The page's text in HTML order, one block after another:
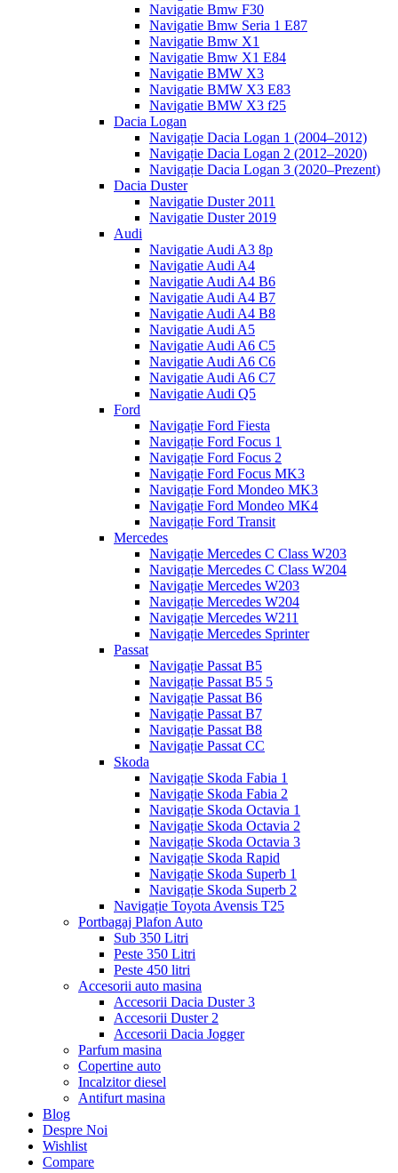
Navigatie Bmw F30
Navigatie Bmw Seria 1 E87
Navigatie Bmw X1
Navigatie Bmw X1 E84
Navigatie BMW X3
Navigatie BMW X3 E83
Navigatie BMW X3 f25
Dacia Logan
Navigație Dacia Logan 1 (2004–2012)
Navigație Dacia Logan 2 (2012–2020)
Navigație Dacia Logan 3 (2020–Prezent)
Dacia Duster
Navigatie Duster 2011
Navigatie Duster 2019
Audi
Navigatie Audi A3 8p
Navigatie Audi A4
Navigatie Audi A4 B6
Navigatie Audi A4 B7
Navigatie Audi A4 B8
Navigatie Audi A5
Navigatie Audi A6 C5
Navigatie Audi A6 C6
Navigatie Audi A6 C7
Navigatie Audi Q5
Ford
Navigație Ford Fiesta
Navigație Ford Focus 1
Navigație Ford Focus 2
Navigație Ford Focus MK3
Navigație Ford Mondeo MK3
Navigație Ford Mondeo MK4
Navigație Ford Transit
Mercedes
Navigație Mercedes C Class W203
Navigație Mercedes C Class W204
Navigație Mercedes W203
Navigație Mercedes W204
Navigație Mercedes W211
Navigație Mercedes Sprinter
Passat
Navigație Passat B5
Navigație Passat B5 5
Navigație Passat B6
Navigație Passat B7
Navigație Passat B8
Navigație Passat CC
Skoda
Navigație Skoda Fabia 1
Navigație Skoda Fabia 2
Navigație Skoda Octavia 1
Navigație Skoda Octavia 2
Navigație Skoda Octavia 3
Navigație Skoda Rapid
Navigație Skoda Superb 1
Navigație Skoda Superb 2
Navigație Toyota Avensis T25
Portbagaj Plafon Auto
Sub 350 Litri
Peste 350 Litri
Peste 450 litri
Accesorii auto masina
Accesorii Dacia Duster 3
Accesorii Duster 2
Accesorii Dacia Jogger
Parfum masina
Copertine auto
Incalzitor diesel
Antifurt masina
Blog
Despre Noi
Wishlist
Compare